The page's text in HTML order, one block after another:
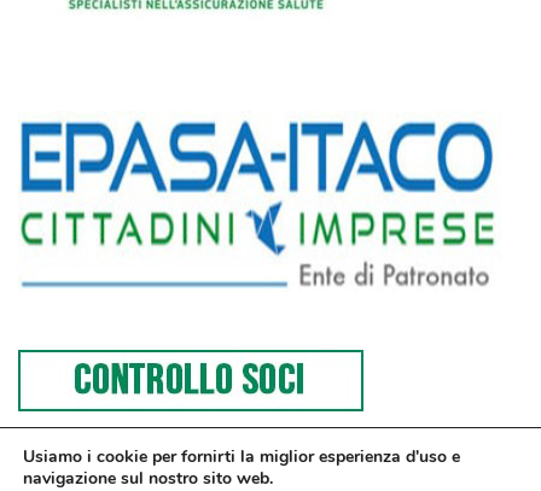
Usiamo i cookie per fornirti la miglior esperienza d'uso e
navigazione sul nostro sito web.